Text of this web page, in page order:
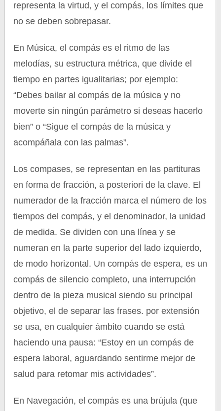
representa la virtud, y el compás, los límites que
no se deben sobrepasar.
En Música, el compás es el ritmo de las
melodías, su estructura métrica, que divide el
tiempo en partes igualitarias; por ejemplo:
“Debes bailar al compás de la música y no
moverte sin ningún parámetro si deseas hacerlo
bien” o “Sigue el compás de la música y
acompáñala con las palmas”.
Los compases, se representan en las partituras
en forma de fracción, a posteriori de la clave. El
numerador de la fracción marca el número de los
tiempos del compás, y el denominador, la unidad
de medida. Se dividen con una línea y se
numeran en la parte superior del lado izquierdo,
de modo horizontal. Un compás de espera, es un
compás de silencio completo, una interrupción
dentro de la pieza musical siendo su principal
objetivo, el de separar las frases. por extensión
se usa, en cualquier ámbito cuando se está
haciendo una pausa: “Estoy en un compás de
espera laboral, aguardando sentirme mejor de
salud para retomar mis actividades”.
En Navegación, el compás es una brújula (que